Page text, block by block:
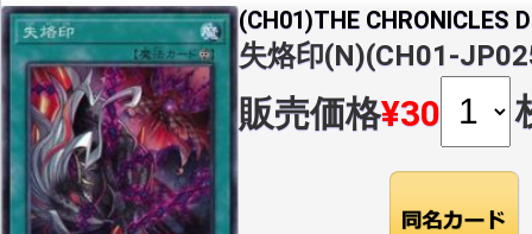
(CH01)THE CHRONICLES
失烙印(N)(CH01-
販売価格¥30